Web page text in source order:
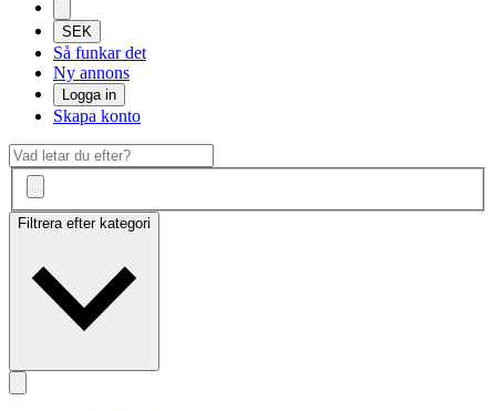
SEK
Så funkar det
Ny annons
Logga in
Skapa konto
Filtrera efter kategori